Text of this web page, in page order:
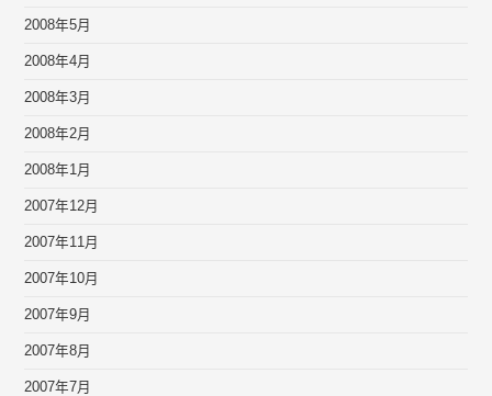
2008年5月
2008年4月
2008年3月
2008年2月
2008年1月
2007年12月
2007年11月
2007年10月
2007年9月
2007年8月
2007年7月